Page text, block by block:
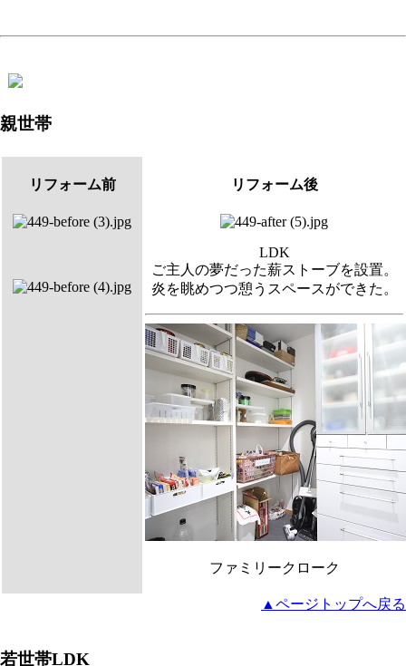
親世帯
リフォーム前 リフォーム後
LDK
ご主人の夢だった薪ストーブを設置。
炎を眺めつつ憩うスペースができた。
ファミリークローク
▲ページトップへ戻る
若世帯LDK